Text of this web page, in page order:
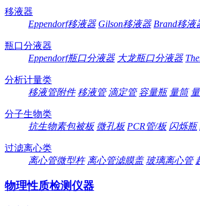
移液器
Eppendorf移液器 Gilson移液器 Brand移液
瓶口分液器
Eppendorf瓶口分液器 大龙瓶口分液器
分析计量类
移液管附件 移液管 滴定管 容量瓶 量筒
分子生物类
抗生物素包被板 微孔板 PCR管/板 闪烁瓶
过滤离心类
离心管微型杵 离心管滤膜盖 玻璃离心管
物理性质检测仪器